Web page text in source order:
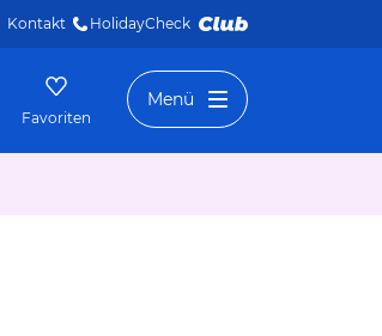
Kontakt HolidayCheck
Favoriten
Menü